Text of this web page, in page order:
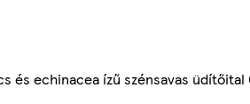
és echinacea ízű szénsavas üdítőital